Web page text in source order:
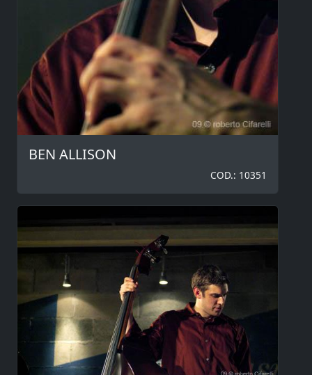
BEN ALLISON
COD.: 10351